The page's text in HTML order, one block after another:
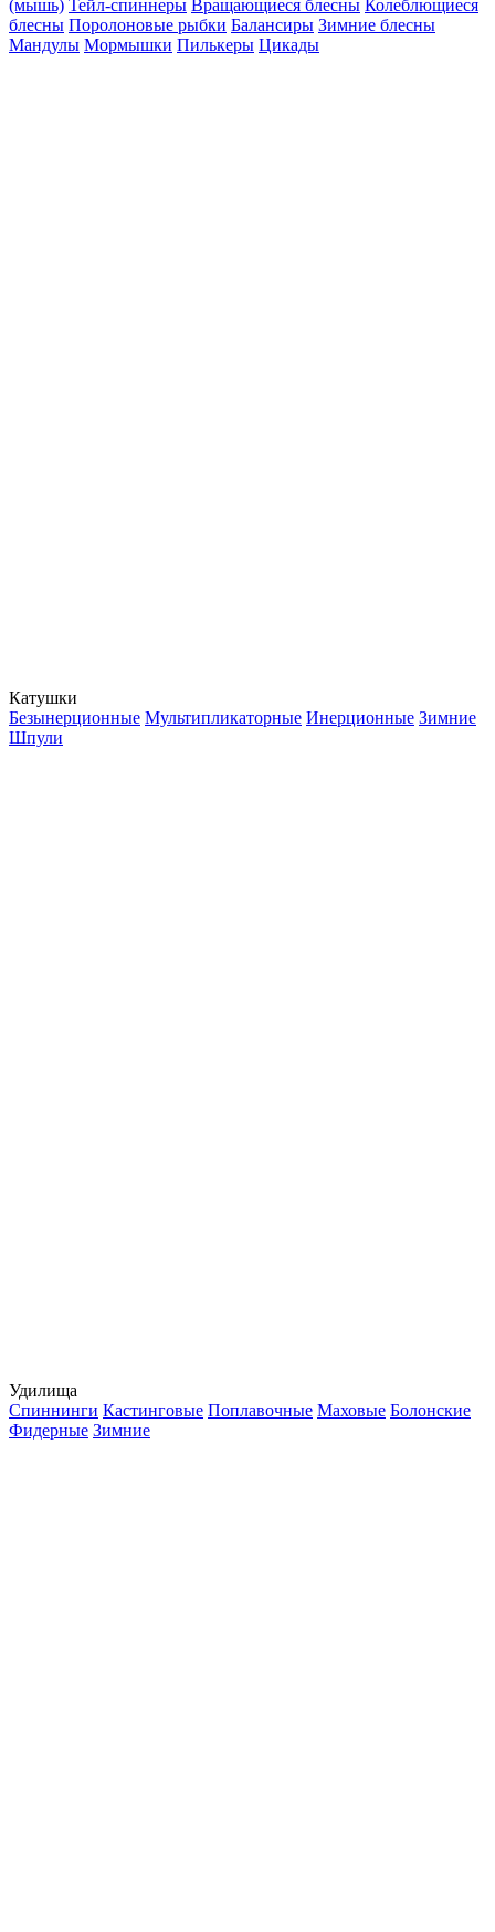
(мышь) Тейл-спиннеры Вращающиеся блесны Колеблющиеся
блесны Поролоновые рыбки Балансиры Зимние блесны
Мандулы Мормышки Пилькеры Цикады
Катушки
Безынерционные Мультипликаторные Инерционные Зимние
Шпули
Удилища
Спиннинги Кастинговые Поплавочные Маховые Болонские
Фидерные Зимние